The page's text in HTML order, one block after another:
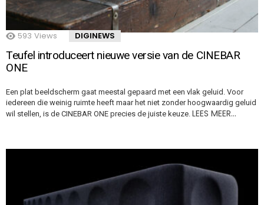
593 Views DIGINEWS
Teufel introduceert nieuwe versie van de CINEBAR
ONE
Een plat beeldscherm gaat meestal gepaard met een vlak geluid. Voor
iedereen die weinig ruimte heeft maar het niet zonder hoogwaardig geluid
wil stellen, is de CINEBAR ONE precies de juiste keuze. LEES MEER…